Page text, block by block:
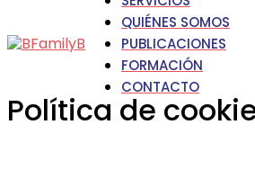
QUIÉNES SOMOS
PUBLICACIONES
FORMACIÓN
CONTACTO
Política de